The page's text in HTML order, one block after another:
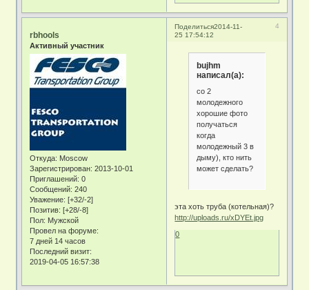
Поделиться 4
2014-11-
25 17:54:12
rbhools
Активный участник
Откуда: Moscow
Зарегистрирован: 2013-10-01
Приглашений: 0
Сообщений: 240
Уважение: [+32/-2]
Позитив: [+28/-8]
Пол: Мужской
Провел на форуме:
7 дней 14 часов
Последний визит:
2019-04-05 16:57:38
bujhm
написал(а):
со 2
молодежного
хорошие фото
получаться
когда
молодежный 3 в
дыму), кто нить
может сделать?
эта хоть труба (котельная)?
http://uploads.ru/xDYEt.jpg
0